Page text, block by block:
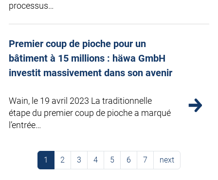
processus…
Premier coup de pioche pour un
bâtiment à 15 millions : häwa GmbH
investit massivement dans son avenir
Wain, le 19 avril 2023 La traditionnelle
étape du premier coup de pioche a marqué
l’entrée…
1 2 3 4 5 6 7 next